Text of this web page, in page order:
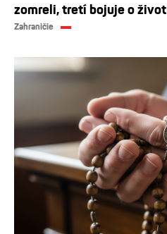
zomreli, tretí bojuje o život
Zahraničie